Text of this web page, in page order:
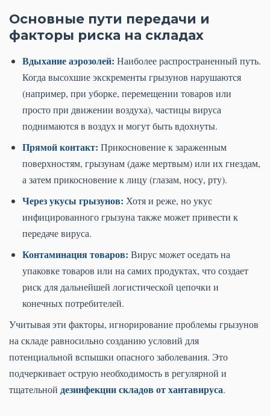
Основные пути передачи и
факторы риска на складах
Вдыхание аэрозолей: Наиболее распространенный путь.
Когда высохшие экскременты грызунов нарушаются
(например, при уборке, перемещении товаров или
просто при движении воздуха), частицы вируса
поднимаются в воздух и могут быть вдохнуты.
Прямой контакт: Прикосновение к зараженным
поверхностям, грызунам (даже мертвым) или их гнездам,
а затем прикосновение к лицу (глазам, носу, рту).
Через укусы грызунов: Хотя и реже, но укус
инфицированного грызуна также может привести к
передаче вируса.
Контаминация товаров: Вирус может оседать на
упаковке товаров или на самих продуктах, что создает
риск для дальнейшей логистической цепочки и
конечных потребителей.
Учитывая эти факторы, игнорирование проблемы грызунов
на складе равносильно созданию условий для
потенциальной вспышки опасного заболевания. Это
подчеркивает острую необходимость в регулярной и
тщательной дезинфекции складов от хантавируса.